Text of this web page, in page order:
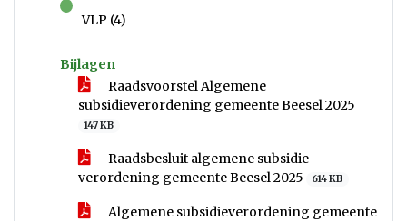
voorVLP (4)
Bijlagen
Raadsvoorstel Algemene
subsidieverordening gemeente Beesel 2025
147 KB
Raadsbesluit algemene subsidie
verordening gemeente Beesel 2025
614 KB
Algemene subsidieverordening gemeente